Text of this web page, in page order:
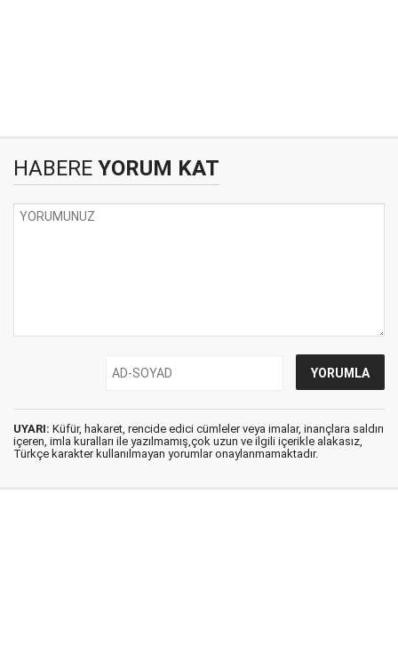
HABERE YORUM KAT
UYARI: Küfür, hakaret, rencide edici cümleler veya imalar, inançlara saldırı
içeren, imla kuralları ile yazılmamış,çok uzun ve ilgili içerikle alakasız,
Türkçe karakter kullanılmayan yorumlar onaylanmamaktadır.